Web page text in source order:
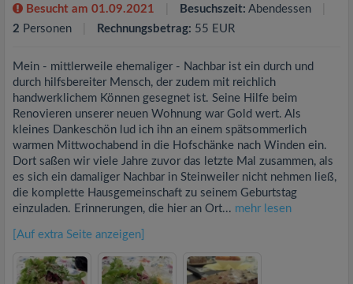
Besucht am 01.09.2021 Besuchszeit: Abendessen
2 Personen Rechnungsbetrag: 55 EUR
Mein - mittlerweile ehemaliger - Nachbar ist ein durch und
durch hilfsbereiter Mensch, der zudem mit reichlich
handwerklichem Können gesegnet ist. Seine Hilfe beim
Renovieren unserer neuen Wohnung war Gold wert. Als
kleines Dankeschön lud ich ihn an einem spätsommerlich
warmen Mittwochabend in die Hofschänke nach Winden ein.
Dort saßen wir viele Jahre zuvor das letzte Mal zusammen, als
es sich ein damaliger Nachbar in Steinweiler nicht nehmen ließ,
die komplette Hausgemeinschaft zu seinem Geburtstag
einzuladen. Erinnerungen, die hier an Ort... mehr lesen
[Auf extra Seite anzeigen]